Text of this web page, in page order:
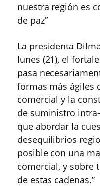
nuestra región es
de paz”
La presidenta
lunes (21), el
pasa
formas más ágiles
comercial y la
de suministro
que abordar la
desequilibrios
posible con una
comercial, y sobre
de estas cadenas.”